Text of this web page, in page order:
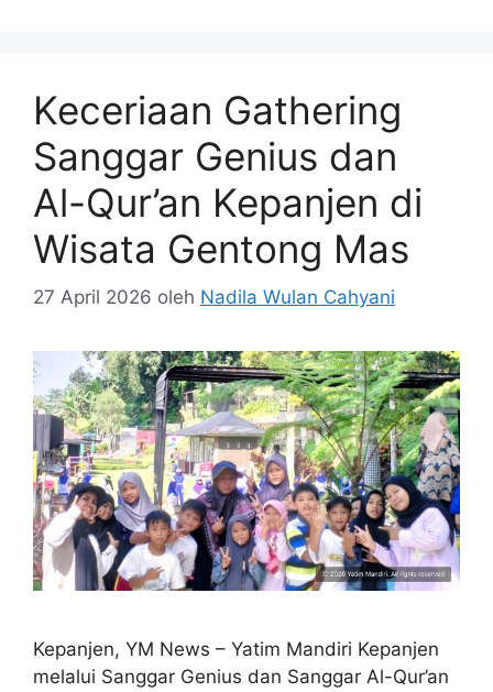
Keceriaan Gathering
Sanggar Genius dan
Al-Qur’an Kepanjen di
Wisata Gentong Mas
27 April 2026 oleh Nadila Wulan Cahyani
Kepanjen, YM News – Yatim Mandiri Kepanjen
melalui Sanggar Genius dan Sanggar Al-Qur’an